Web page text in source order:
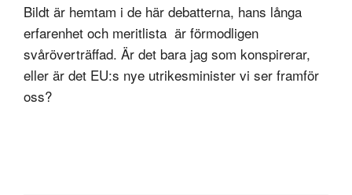
Bildt är hemtam i de här debatterna, hans långa
erfarenhet och meritlista är förmodligen
svåröverträffad. Är det bara jag som konspirerar,
eller är det EU:s nye utrikesminister vi ser framför
oss?